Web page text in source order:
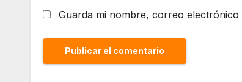
Guarda mi nombre, correo